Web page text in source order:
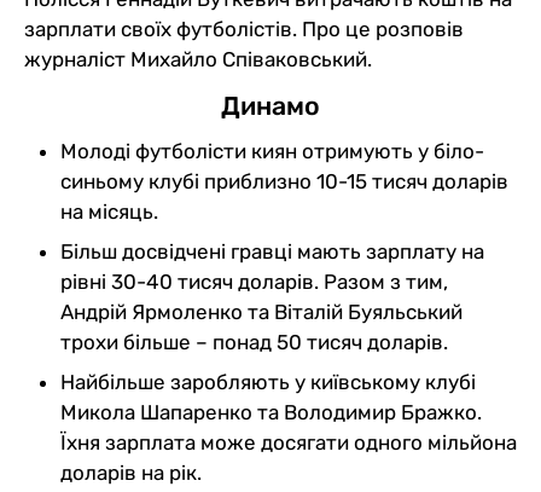
зарплати своїх футболістів. Про це розповів
журналіст Михайло Співаковський.
Динамо
Молоді футболісти киян отримують у біло-
синьому клубі приблизно 10-15 тисяч доларів
на місяць.
Більш досвідчені гравці мають зарплату на
рівні 30-40 тисяч доларів. Разом з тим,
Андрій Ярмоленко та Віталій Буяльський
трохи більше – понад 50 тисяч доларів.
Найбільше заробляють у київському клубі
Микола Шапаренко та Володимир Бражко.
Їхня зарплата може досягати одного мільйона
доларів на рік.